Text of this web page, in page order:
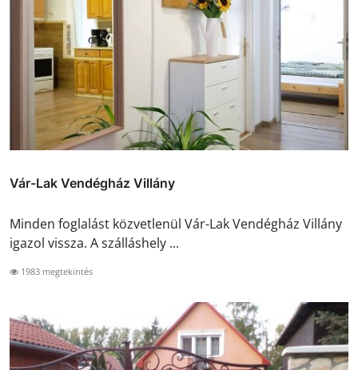
Vár-Lak Vendégház Villány
Minden foglalást közvetlenül Vár-Lak Vendégház Villány
igazol vissza. A szálláshely ...
1983 megtekintés